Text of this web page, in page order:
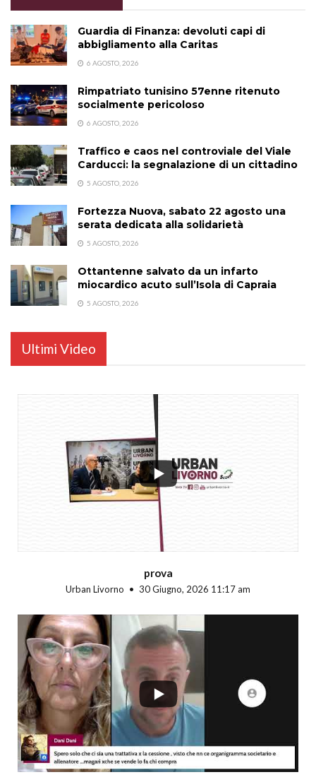
Guardia di Finanza: devoluti capi di
abbigliamento alla Caritas
6 AGOSTO, 2026
Rimpatriato tunisino 57enne ritenuto
socialmente pericoloso
6 AGOSTO, 2026
Traffico e caos nel controviale del Viale
Carducci: la segnalazione di un cittadino
5 AGOSTO, 2026
Fortezza Nuova, sabato 22 agosto una
serata dedicata alla solidarietà
5 AGOSTO, 2026
Ottantenne salvato da un infarto
miocardico acuto sull’Isola di Capraia
5 AGOSTO, 2026
Ultimi Video
prova
Urban Livorno 30 Giugno, 2026 11:17 am